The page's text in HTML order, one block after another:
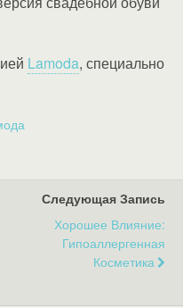
Lamoda, специально
Следующая Запись
Хорошее Влияние:
Гипоаллергенная
Косметика